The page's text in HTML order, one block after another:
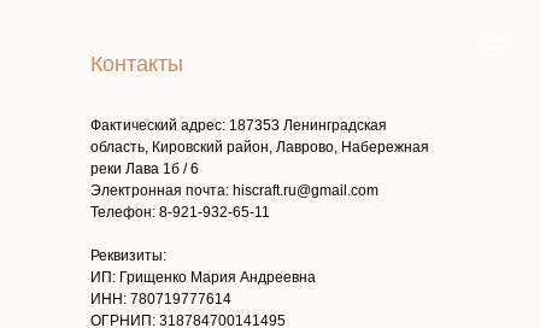
Фактический адрес: 187353 Ленинградская
область, Кировский район, Лаврово, Набережная
реки Лава 1б / 6
Электронная почта: hiscraft.ru@gmail.com
Телефон: 8-921-932-65-11
Реквизиты:
ИП: Грищенко Мария Андреевна
ИНН: 780719777614
ОГРНИП: 318784700141495
Контакты